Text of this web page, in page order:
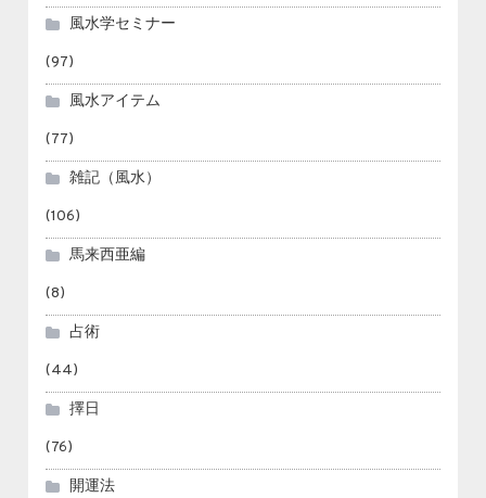
風水学セミナー
(97)
風水アイテム
(77)
雑記（風水）
(106)
馬来西亜編
(8)
占術
(44)
擇日
(76)
開運法